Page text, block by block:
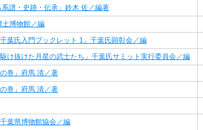
系譜・史跡・伝承」鈴木 佐／編著
土博物館／編
葉氏入門ブックレット 1」千葉氏顕彰会／編
け抜けた月星の武士たち」千葉氏サミット実行委員会／編
巻」府馬 清／著
巻」府馬 清／著
葉県博物館協会／編